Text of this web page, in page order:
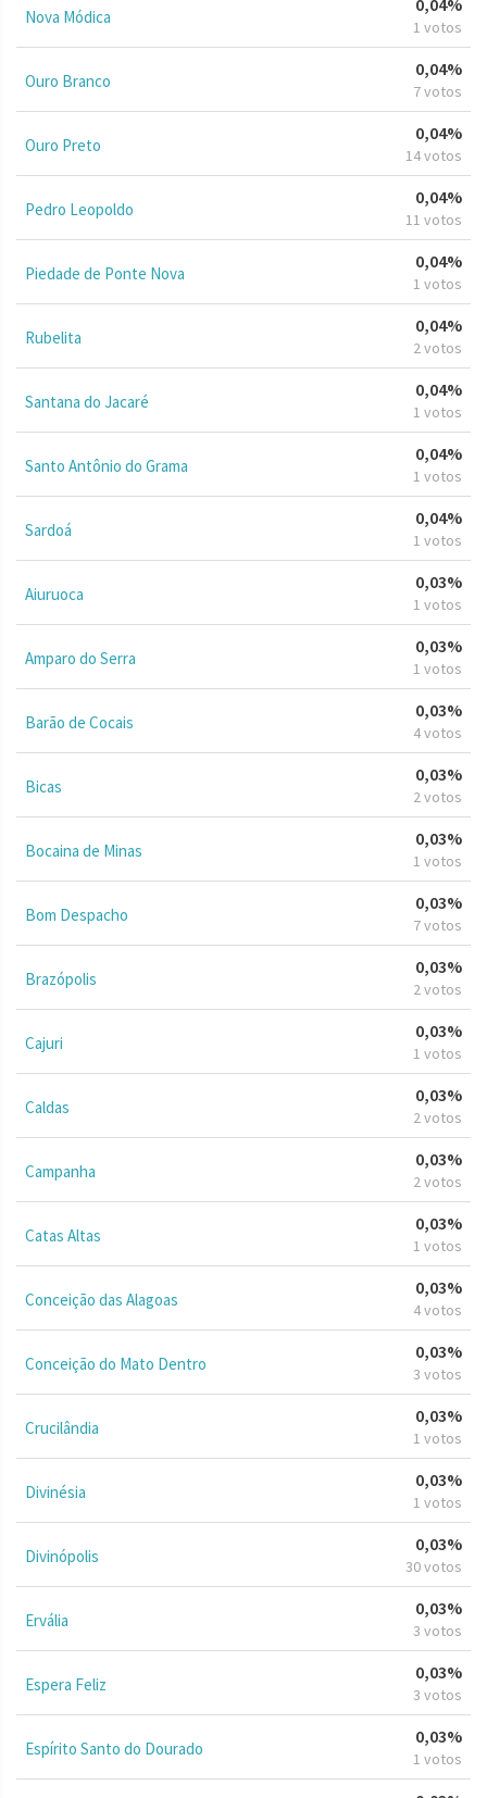
Nova Módica 1 votos
Ouro Branco
0,04%
7 votos
Ouro Preto
0,04%
14 votos
Pedro Leopoldo
0,04%
11 votos
Piedade de Ponte Nova
0,04%
1 votos
Rubelita
0,04%
2 votos
Santana do Jacaré
0,04%
1 votos
Santo Antônio do Grama
0,04%
1 votos
Sardoá
0,04%
1 votos
Aiuruoca
0,03%
1 votos
Amparo do Serra
0,03%
1 votos
Barão de Cocais
0,03%
4 votos
Bicas
0,03%
2 votos
Bocaina de Minas
0,03%
1 votos
Bom Despacho
0,03%
7 votos
Brazópolis
0,03%
2 votos
Cajuri
0,03%
1 votos
Caldas
0,03%
2 votos
Campanha
0,03%
2 votos
Catas Altas
0,03%
1 votos
Conceição das Alagoas
0,03%
4 votos
Conceição do Mato Dentro
0,03%
3 votos
Crucilândia
0,03%
1 votos
Divinésia
0,03%
1 votos
Divinópolis
0,03%
30 votos
Ervália
0,03%
3 votos
Espera Feliz
0,03%
3 votos
Espírito Santo do Dourado
0,03%
1 votos